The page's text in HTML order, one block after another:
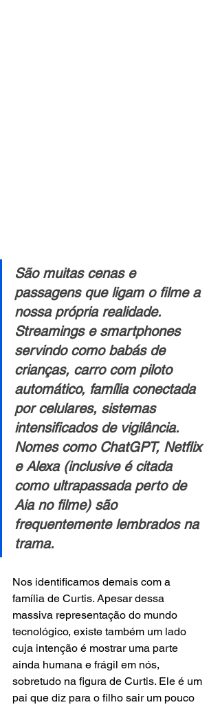
São muitas cenas e
passagens que ligam o filme a
nossa própria realidade.
Streamings e smartphones
servindo como babás de
crianças, carro com piloto
automático, família conectada
por celulares, sistemas
intensificados de vigilância.
Nomes como ChatGPT, Netflix
e Alexa (inclusive é citada
como ultrapassada perto de
Aia no filme) são
frequentemente lembrados na
trama.
Nos identificamos demais com a
família de Curtis. Apesar dessa
massiva representação do mundo
tecnológico, existe também um lado
cuja intenção é mostrar uma parte
ainda humana e frágil em nós,
sobretudo na figura de Curtis. Ele é um
pai que diz para o filho sair um pouco